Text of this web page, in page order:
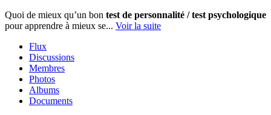
Quoi de mieux qu’un bon test de personnalité / test psychologique
pour apprendre à mieux se... Voir la suite
Flux
Discussions
Membres
Photos
Albums
Documents